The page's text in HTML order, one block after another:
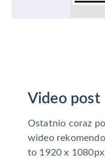
Video post
Ostatnio coraz
wideo
to 1920 x